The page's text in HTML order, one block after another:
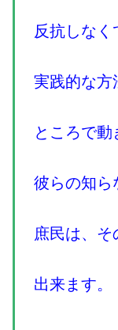
反抗しな
実践的な方
ところで動
彼らの知ら
庶民は、
出来ます。